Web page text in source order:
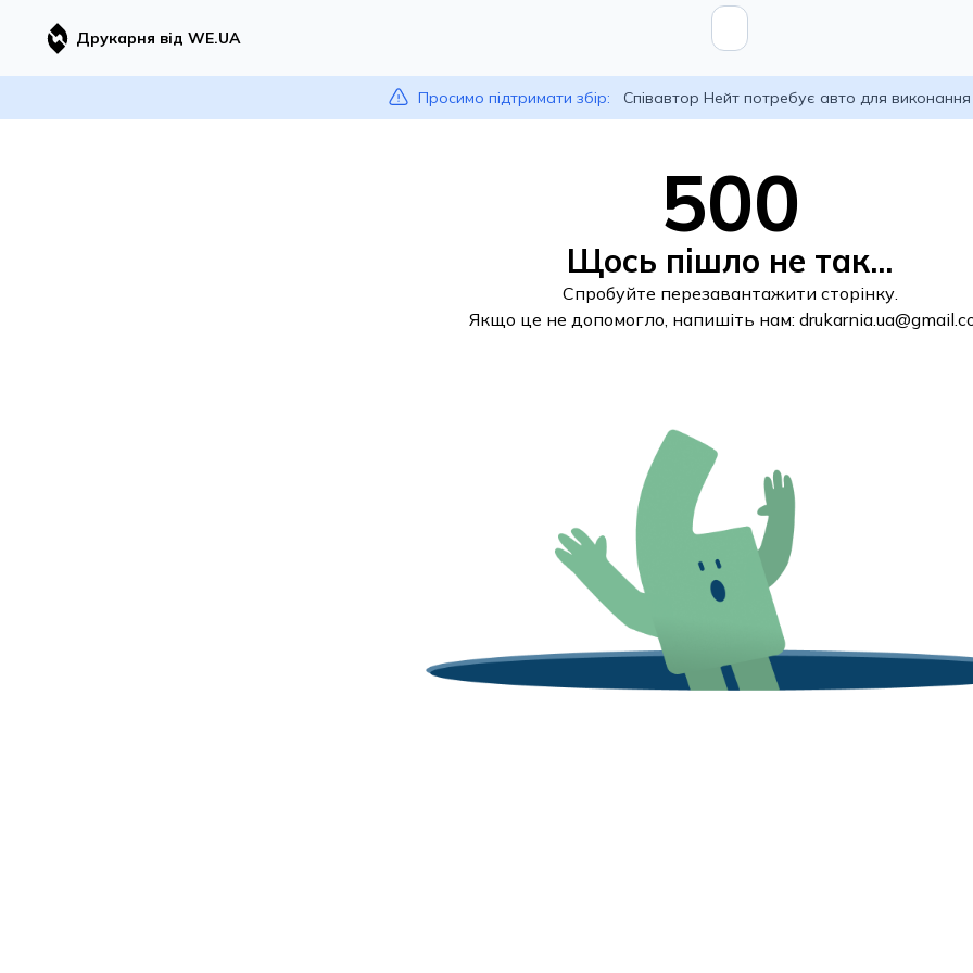
Друкарня від WE.UA
Просимо підтримати збір: Співавтор Нейт потребує авто для
500
Щось пішло не так...
Спробуйте перезавантажити сторінку.
Якщо це не допомогло, напишіть нам: